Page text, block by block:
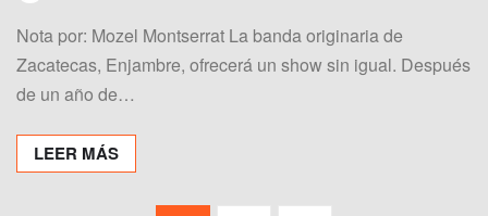
Nota por: Mozel Montserrat La banda originaria de
Zacatecas, Enjambre, ofrecerá un show sin igual. Después
de un año de…
LEER MÁS